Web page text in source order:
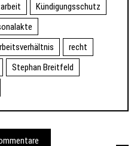
Kündigungsschutz
recht
Stephan Breitfeld